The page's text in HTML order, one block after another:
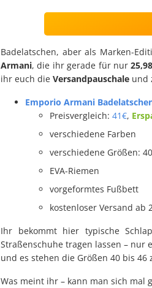
Badelatschen, aber als Marken-
Armani, die ihr gerade für nur
ihr euch die Versandpauschale und
Emporio Armani
Preisvergleich: 41€,
verschiedene Farben
verschiedene Größen:
EVA-Riemen
vorgeformtes Fußbett
kostenloser Versand ab
Ihr bekommt hier typische
Straßenschuhe tragen lassen – nur
und es stehen die Größen 40 bis 46
Was meint ihr – kann man sich mal